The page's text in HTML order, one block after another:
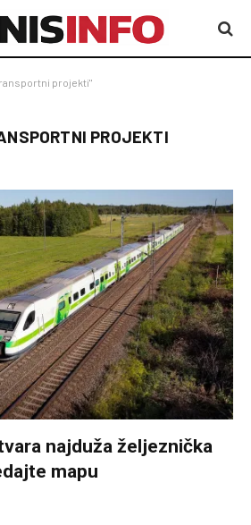
projekti"
PROJEKTI
najduža željeznička
mapu